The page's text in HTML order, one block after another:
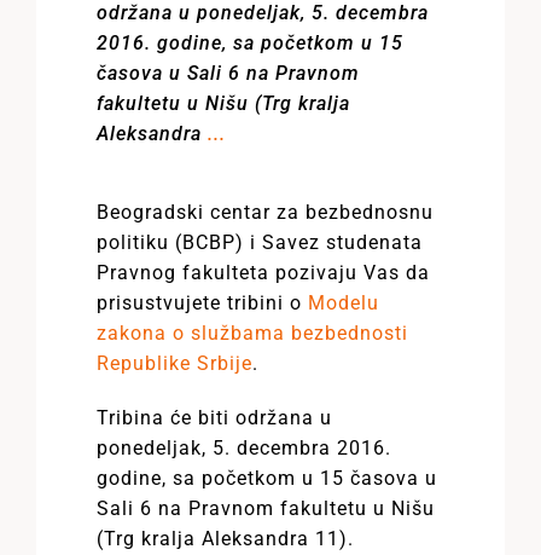
održana u ponedeljak, 5. decembra
2016. godine, sa početkom u 15
časova u Sali 6 na Pravnom
fakultetu u Nišu (Trg kralja
Aleksandra ...
Beogradski centar za bezbednosnu
politiku (BCBP) i Savez studenata
Pravnog fakulteta pozivaju Vas da
prisustvujete tribini o Modelu
zakona o službama bezbednosti
Republike Srbije.
Tribina će biti održana u
ponedeljak, 5. decembra 2016.
godine, sa početkom u 15 časova u
Sali 6 na Pravnom fakultetu u Nišu
(Trg kralja Aleksandra 11).